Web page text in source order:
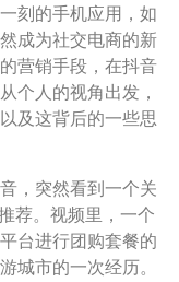
刻的手机应用，如
成为社交电商的新
营销手段，在抖音
个人的视角出发，
及这背后的一些思
，突然看到一个关
荐。视频里，一个
台进行团购套餐的
城市的一次经历。